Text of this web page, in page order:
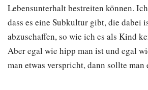
Lebensunterhalt bestreiten können.
dass es eine Subkultur gibt, die dabei
abzuschaffen, so wie ich es als Kind
Aber egal wie hipp man ist und egal
man etwas verspricht, dann sollte man